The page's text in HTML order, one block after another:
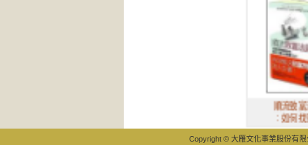
順流致富法則
：如何找到最
Copyright © 大雁文化事業股份有